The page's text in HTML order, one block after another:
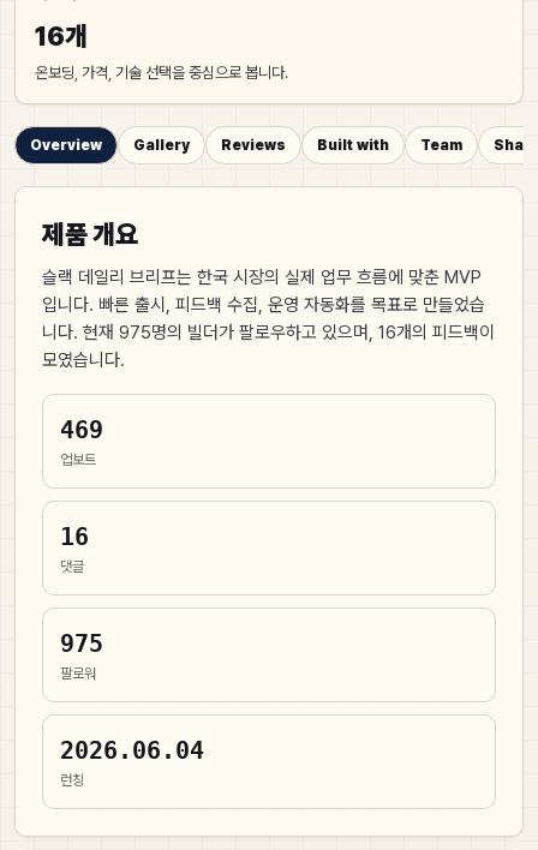
16개
온보딩, 가격, 기술 선택을 중심으로 봅니다.
Overview Gallery Reviews Built with Team
제품 개요
슬랙 데일리 브리프는 한국 시장의 실제 업무 흐름에 맞춘 MVP
입니다. 빠른 출시, 피드백 수집, 운영 자동화를 목표로 만들었습
니다. 현재 975명의 빌더가 팔로우하고 있으며, 16개의 피드백이
모였습니다.
469
업보트
16
댓글
975
팔로워
2026.06.04
런칭